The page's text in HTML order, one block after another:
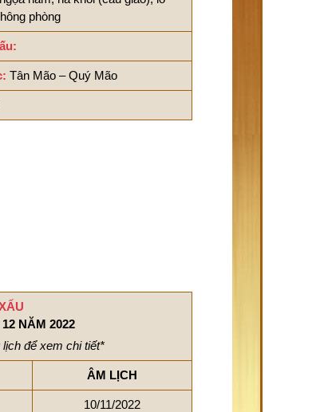
phòng
Tân Mão – Quý Mão
NĂM 2022
để xem chi tiết*
ÂM LỊCH
10/11/2022